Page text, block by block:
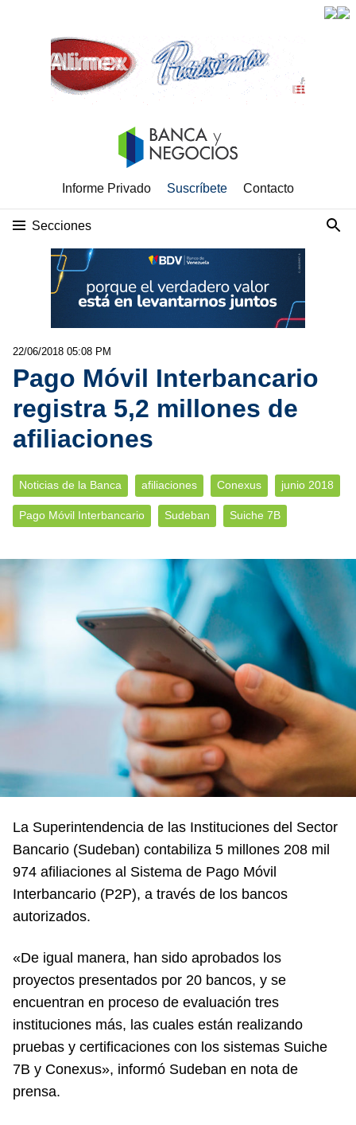
Informe Privado Suscríbete Contacto
Secciones
22/06/2018 05:08 PM
Pago Móvil Interbancario
registra 5,2 millones de
afiliaciones
Noticias de la Banca afiliaciones Conexus junio 2018
Pago Móvil Interbancario Sudeban Suiche 7B
La Superintendencia de las Instituciones del Sector
Bancario (Sudeban) contabiliza 5 millones 208 mil
974 afiliaciones al Sistema de Pago Móvil
Interbancario (P2P), a través de los bancos
autorizados.
«De igual manera, han sido aprobados los
proyectos presentados por 20 bancos, y se
encuentran en proceso de evaluación tres
instituciones más, las cuales están realizando
pruebas y certificaciones con los sistemas Suiche
7B y Conexus», informó Sudeban en nota de
prensa.